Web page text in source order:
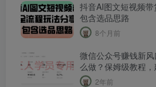
抖音AI图文短视频带
包含选品思路
8个月前
微信公众号赚钱新
么做？保姆级教程，
2年前